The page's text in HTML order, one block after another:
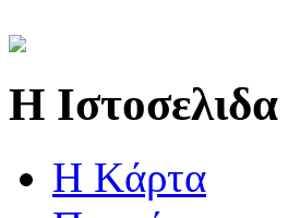
Η Ιστοσελιδα
Η Kάρτα